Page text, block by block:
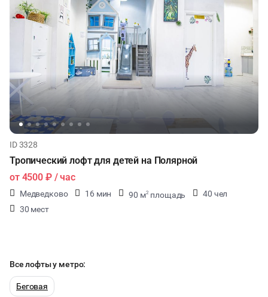
ID 3328
Тропический лофт для детей на Полярной
от 4500 ₽/ час
Медведково 16 мин 90 м2 площадь
40 чел
30 мест
Все лофты у метро:
Беговая